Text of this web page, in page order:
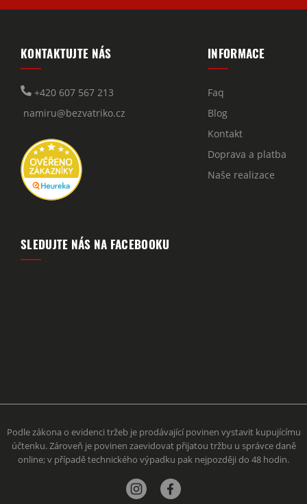
KONTAKTUJTE NÁS
+420 607 567 213
namiru@bezvatriko.cz
INFORMACE
Faq
Blog
Kontakt
Doprava a platba
Naše realizace
SLEDUJTE NÁS NA FACEBOOKU
Podle zákona o evidenci tržeb je prodávající povinen vystavit kupujícímu
účtenku. Zároveň je povinen zaevidovat přijatou tržbu u správce daně
online; v případě technického výpadku pak nejpozději do 48 hodin.